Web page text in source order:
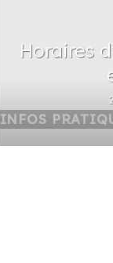
INFOS
Horaires